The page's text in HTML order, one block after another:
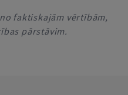
faktiskajām vērtībām,
pārstāvim.